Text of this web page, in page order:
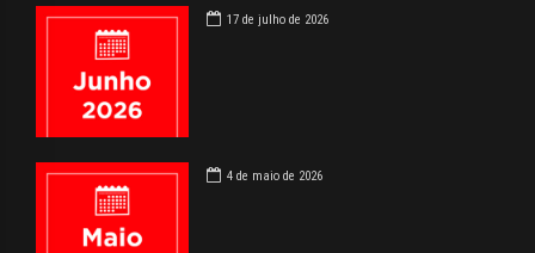
17 de julho de 2026
4 de maio de 2026